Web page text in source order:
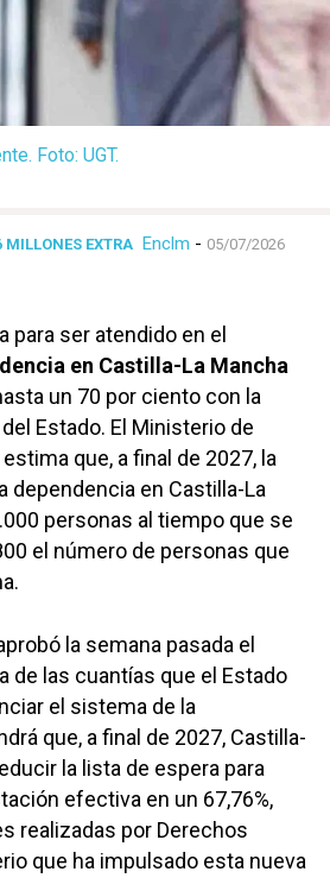
Foto: UGT.
MILLONES EXTRA Enclm - 05/07/2026
para ser atendido en el
en Castilla-La Mancha
un 70 por ciento con la
Estado. El Ministerio de
que, a final de 2027, la
dependencia en Castilla-La
personas al tiempo que se
el número de personas que
la semana pasada el
de las cuantías que el Estado
el sistema de la
que, a final de 2027, Castilla-
la lista de espera para
efectiva en un 67,76%,
realizadas por Derechos
que ha impulsado esta nueva